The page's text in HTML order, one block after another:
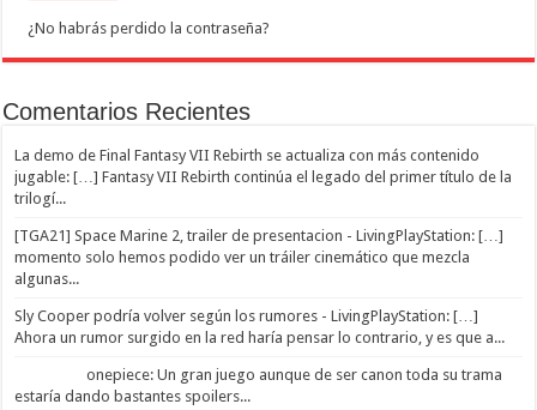
¿No habrás perdido la contraseña?
Comentarios Recientes
La demo de Final Fantasy VII Rebirth se actualiza con más contenido
jugable: […] Fantasy VII Rebirth continúa el legado del primer título de la
trilogí...
[TGA21] Space Marine 2, trailer de presentacion - LivingPlayStation: […]
momento solo hemos podido ver un tráiler cinemático que mezcla
algunas...
Sly Cooper podría volver según los rumores - LivingPlayStation: […]
Ahora un rumor surgido en la red haría pensar lo contrario, y es que a...
onepiece: Un gran juego aunque de ser canon toda su trama
estaría dando bastantes spoilers...